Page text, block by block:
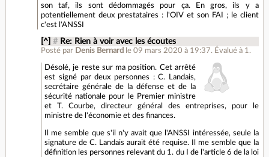
son taf, ils sont dédommagés pour ça. En gros, ils y a
potentiellement deux prestataires : l'OIV et son FAI ; le client
c'est l'ANSSI
[^] # Re: Rien à voir avec les écoutes
Posté par Denis Bernard le 09 mars 2020 à 19:37. Évalué à 1.
Désolé, je reste sur ma position. Cet arrêté
est signé par deux personnes : C. Landais,
secrétaire générale de la défense et de la
sécurité nationale pour le Premier ministre
et T. Courbe, directeur général des entreprises, pour le
ministre de l'économie et des finances.
Il me semble que s'il n'y avait que l'ANSSI intéressée, seule la
signature de C. Landais aurait été requise. Il me semble que la
définition les personnes relevant du 1. du I de l'article 6 de la loi